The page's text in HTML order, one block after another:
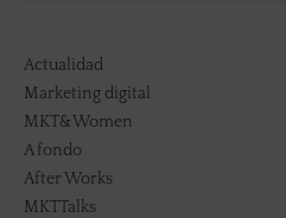
Actualidad
Marketing digital
MKT&Women
A fondo
After Works
MKTTalks